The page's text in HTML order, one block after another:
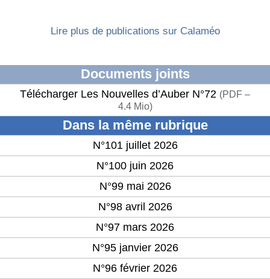
Lire plus de publications sur Calaméo
Documents joints
Télécharger Les Nouvelles d’Auber N°72 (PDF –
4.4 Mio)
Dans la même rubrique
N°101 juillet 2026
N°100 juin 2026
N°99 mai 2026
N°98 avril 2026
N°97 mars 2026
N°95 janvier 2026
N°96 février 2026